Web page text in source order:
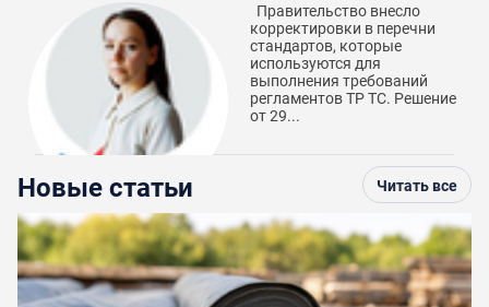
Правительство внесло
корректировки в перечни
стандартов, которые
используются для
выполнения требований
регламентов ТР ТС. Решение
от 29...
Новые статьи Читать все